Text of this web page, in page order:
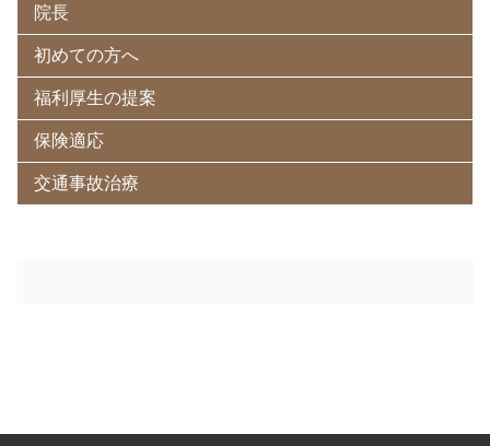
院長
初めての方へ
福利厚生の提案
保険適応
交通事故治療